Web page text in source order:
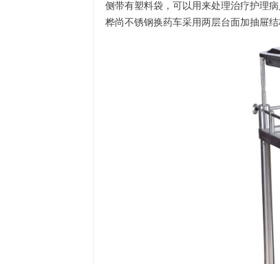
侧带有塑料袋，可以用来处理治疗护理
桦尚不锈钢换药车采用两层台面加抽屉